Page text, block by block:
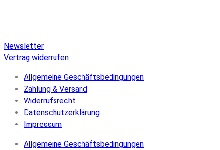
Newsletter
Vertrag widerrufen
Allgemeine Geschäftsbedingungen
Zahlung & Versand
Widerrufsrecht
Datenschutzerklärung
Impressum
Allgemeine Geschäftsbedingungen